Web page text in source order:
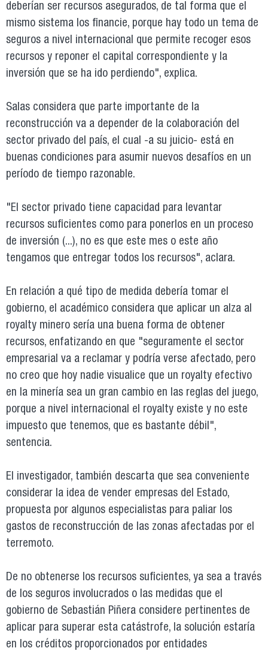
deberían ser recursos asegurados, de tal forma que el
mismo sistema los financie, porque hay todo un tema de
seguros a nivel internacional que permite recoger esos
recursos y reponer el capital correspondiente y la
inversión que se ha ido perdiendo", explica.
Salas considera que parte importante de la
reconstrucción va a depender de la colaboración del
sector privado del país, el cual -a su juicio- está en
buenas condiciones para asumir nuevos desafíos en un
período de tiempo razonable.
"El sector privado tiene capacidad para levantar
recursos suficientes como para ponerlos en un proceso
de inversión (...), no es que este mes o este año
tengamos que entregar todos los recursos", aclara.
En relación a qué tipo de medida debería tomar el
gobierno, el académico considera que aplicar un alza al
royalty minero sería una buena forma de obtener
recursos, enfatizando en que "seguramente el sector
empresarial va a reclamar y podría verse afectado, pero
no creo que hoy nadie visualice que un royalty efectivo
en la minería sea un gran cambio en las reglas del juego,
porque a nivel internacional el royalty existe y no este
impuesto que tenemos, que es bastante débil",
sentencia.
El investigador, también descarta que sea conveniente
considerar la idea de vender empresas del Estado,
propuesta por algunos especialistas para paliar los
gastos de reconstrucción de las zonas afectadas por el
terremoto.
De no obtenerse los recursos suficientes, ya sea a través
de los seguros involucrados o las medidas que el
gobierno de Sebastián Piñera considere pertinentes de
aplicar para superar esta catástrofe, la solución estaría
en los créditos proporcionados por entidades